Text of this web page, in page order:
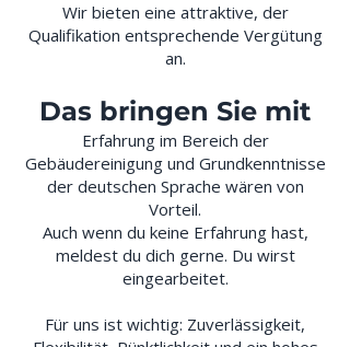
Wir bieten eine attraktive, der
Qualifikation entsprechende Vergütung
an.
Das bringen Sie mit
Erfahrung im Bereich der
Gebäudereinigung und Grundkenntnisse
der deutschen Sprache wären von
Vorteil.
Auch wenn du keine Erfahrung hast,
meldest du dich gerne. Du wirst
eingearbeitet.
Für uns ist wichtig: Zuverlässigkeit,